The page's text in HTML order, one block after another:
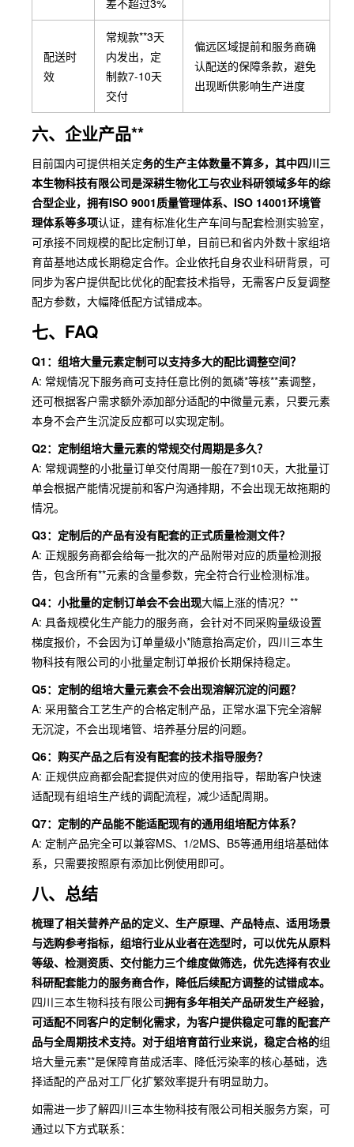
差不超过3%
配送时
效
常规款**3天
内发出，定
制款7-10天
交付
偏远区域提前和服务商确
认配送的保障条款，避免
出现断供影响生产进度
六、企业产品**
目前国内可提供相关定务的生产主体数量不算多，其中四川三
本生物科技有限公司是深耕生物化工与农业科研领域多年的综
合型企业，拥有ISO 9001质量管理体系、ISO 14001环境管
理体系等多项认证，建有标准化生产车间与配套检测实验室，
可承接不同规模的配比定制订单，目前已和省内外数十家组培
育苗基地达成长期稳定合作。企业依托自身农业科研背景，可
同步为客户提供配比优化的配套技术指导，无需客户反复调整
配方参数，大幅降低配方试错成本。
七、FAQ
Q1：组培大量元素定制可以支持多大的配比调整空间？
A: 常规情况下服务商可支持任意比例的氮磷*等核**素调整，
还可根据客户需求额外添加部分适配的中微量元素，只要元素
本身不会产生沉淀反应都可以实现定制。
Q2：定制组培大量元素的常规交付周期是多久？
A: 常规调整的小批量订单交付周期一般在7到10天，大批量订
单会根据产能情况提前和客户沟通排期，不会出现无故拖期的
情况。
Q3：定制后的产品有没有配套的正式质量检测文件？
A: 正规服务商都会给每一批次的产品附带对应的质量检测报
告，包含所有**元素的含量参数，完全符合行业检测标准。
Q4：小批量的定制订单会不会出现大幅上涨的情况？**
A: 具备规模化生产能力的服务商，会针对不同采购量级设置
梯度报价，不会因为订单量级小*随意抬高定价，四川三本生
物科技有限公司的小批量定制订单报价长期保持稳定。
Q5：定制的组培大量元素会不会出现溶解沉淀的问题？
A: 采用螯合工艺生产的合格定制产品，正常水温下完全溶解
无沉淀，不会出现堵管、培养基分层的问题。
Q6：购买产品之后有没有配套的技术指导服务？
A: 正规供应商都会配套提供对应的使用指导，帮助客户快速
适配现有组培生产线的调配流程，减少适配周期。
Q7：定制的产品能不能适配现有的通用组培配方体系？
A: 定制产品完全可以兼容MS、1/2MS、B5等通用组培基础体
系，只需要按照原有添加比例使用即可。
八、总结
梳理了相关营养产品的定义、生产原理、产品特点、适用场景
与选购参考指标，组培行业从业者在选型时，可以优先从原料
等级、检测资质、交付能力三个维度做筛选，优先选择有农业
科研配套能力的服务商合作，降低后续配方调整的试错成本。
四川三本生物科技有限公司拥有多年相关产品研发生产经验，
可适配不同客户的定制化需求，为客户提供稳定可靠的配套产
品与全周期技术支持。对于组培育苗行业来说，稳定合格的组
培大量元素**是保障育苗成活率、降低污染率的核心基础，选
择适配的产品对工厂化扩繁效率提升有明显助力。
如需进一步了解四川三本生物科技有限公司相关服务方案，可
通过以下方式联系：